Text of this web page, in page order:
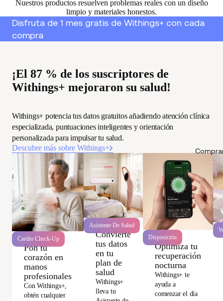
Nuestros productos resuelven problemas reales con un diseño
limpio y materiales honestos.
Disfruta de 1 mes gratis de Withings+ con cada
compra
¡El 87 % de los suscriptores de
Withings+ mejoraron su salud!
Withings+ potencia tus datos gratuitos añadiendo atención clínica
especializada, puntuaciones inteligentes y orientación
personalizada para impulsar tu salud.
Descubre más sobre Withings+
Cardio Check-Up
Pon tu
corazón en
manos
profesionales
Con Withings+,
obtén cualquier
Asistente De Salud
Convierte
tus datos
en tu
plan de
salud
Withings+
lleva tu
Disposición
Optimiza tu
recuperación
nocturna
Withings+ te
ayuda a
comenzar el día